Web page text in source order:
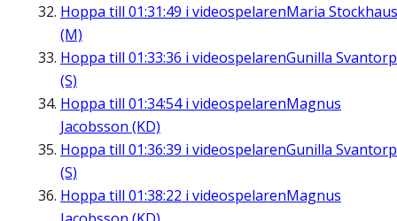
Hoppa till 01:31:49 i videospelarenMaria Stockhaus
(M)
Hoppa till 01:33:36 i videospelarenGunilla Svantorp
(S)
Hoppa till 01:34:54i videospelarenMagnus
Jacobsson (KD)
Hoppa till 01:36:39 i videospelarenGunilla Svantorp
(S)
Hoppa till 01:38:22 i videospelarenMagnus